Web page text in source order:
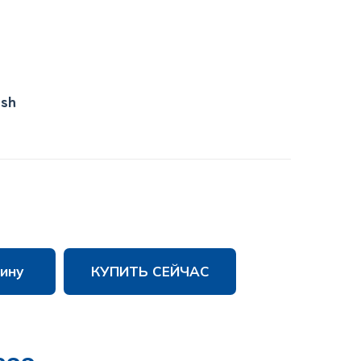
КУПИТЬ СЕЙЧАС